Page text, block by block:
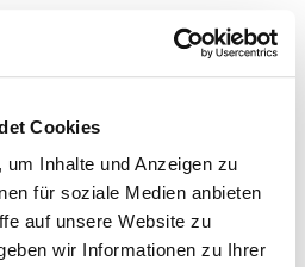
Cookies
Inhalte und Anzeigen zu
für soziale Medien anbieten
auf unsere Website zu
wir Informationen zu Ihrer